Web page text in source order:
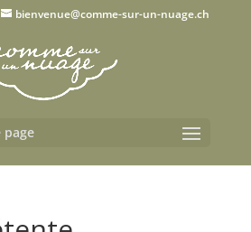
bienvenue@comme-sur-un-nuage.ch
page